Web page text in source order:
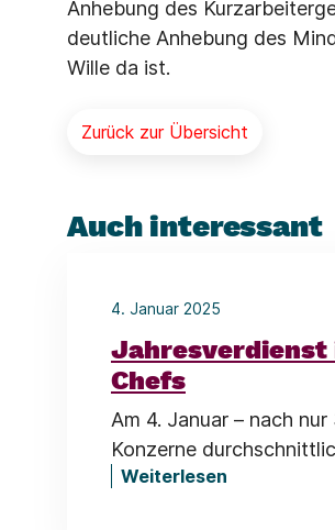
Anhebung des
deutliche Anhebung des
Wille da ist.
Zurück zur Übersicht
Auch interessant
4. Januar 2025
Jahresverdienst
Chefs
Am 4. Januar – nach
Konzerne
Weiterlesen